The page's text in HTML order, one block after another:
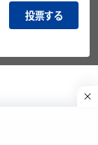
投票する